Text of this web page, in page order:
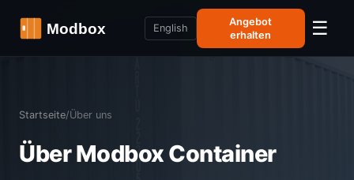
English
Angebot
erhalten
☰
Startseite/Über uns
Über Modbox Container